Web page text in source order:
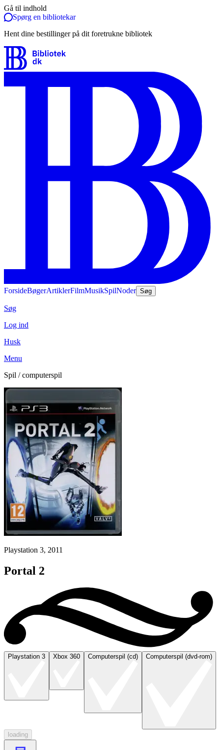
Gå til indhold
Spørg en bibliotekar
Hent dine bestillinger på dit foretrukne bibliotek
ForsideBøgerArtiklerFilmMusikSpilNoder Søg
Søg
Log ind
Husk
Menu
Spil / computerspil
Playstation 3, 2011
Portal 2
Playstation 3 Xbox 360 Computerspil (cd) Computerspil (dvd-rom)
loading